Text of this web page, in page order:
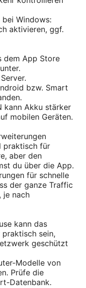
Windows:
aktivieren, ggf.
dem App Store
bzw. Smart
kann Akku stärker
mobilen Geräten.
praktisch für
aber den
du über die App.
für schnelle
der ganze Traffic
je nach
kann das
sein,
geschützt
Modelle von
Prüfe die
Datenbank.